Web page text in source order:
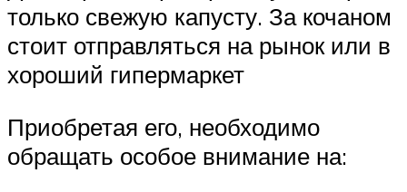
только свежую капусту. За кочаном
стоит отправляться на рынок или в
хороший гипермаркет
Приобретая его, необходимо
обращать особое внимание на: